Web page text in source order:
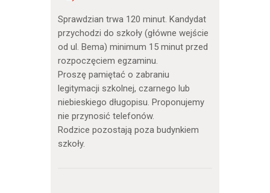
Sprawdzian trwa 120 minut. Kandydat
przychodzi do szkoły (główne wejście
od ul. Bema) minimum 15 minut przed
rozpoczęciem egzaminu.
Proszę pamiętać o zabraniu
legitymacji szkolnej, czarnego lub
niebieskiego długopisu. Proponujemy
nie przynosić telefonów.
Rodzice pozostają poza budynkiem
szkoły.